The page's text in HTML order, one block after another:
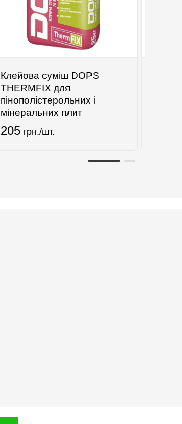
Клейова суміш DOPS
THERMFIX для
пінополістерольних і
мінеральних плит
205грн./шт.